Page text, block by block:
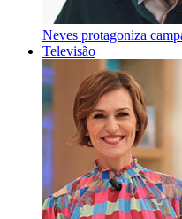
Neves protagoniza
Televisão